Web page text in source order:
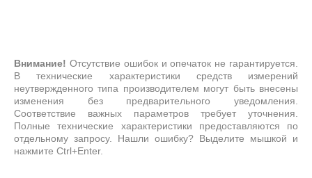
Внимание! Отсутствие ошибок и опечаток не гарантируется.
В технические характеристики средств измерений
неутвержденного типа производителем могут быть внесены
изменения без предварительного уведомления.
Соответствие важных параметров требует уточнения.
Полные технические характеристики предоставляются по
отдельному запросу. Нашли ошибку? Выделите мышкой и
нажмите Ctrl+Enter.